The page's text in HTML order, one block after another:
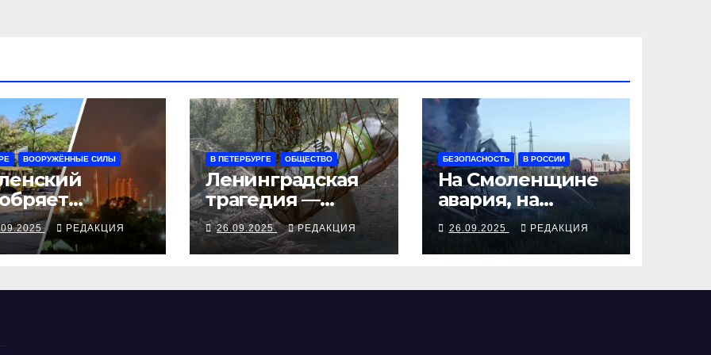
ВООРУЖЁННЫЕ СИЛЫ
ВСУ
РЕДАКЦИЯ
В ПЕТЕРБУРГЕ ОБЩЕСТВО
Ленинградская
трагедия —
серия смертей от
алкосуррогата
26.09.2025 РЕДАКЦИЯ
БЕЗОПАСНОСТЬ В РОССИИ
На Смоленщине
авария, на
Псковщине
взрыв
26.09.2025 РЕДАКЦИЯ